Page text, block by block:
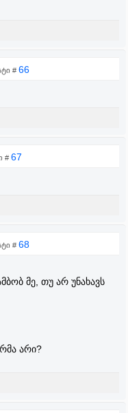
# 66
# 67
# 68
მე, თუ არ უნახავს
არი?